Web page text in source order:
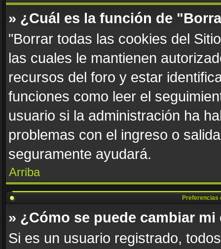
» ¿Cuál es la función de
"Borrar todas las cookies del
las cuales le mantienen
recursos del foro y estar
funciones como leer el
usuario si la administración ha
problemas con el ingreso o
seguramente ayudará.
Arriba
Preferencias
» ¿Cómo se puede cambiar
Si es un usuario registrado,